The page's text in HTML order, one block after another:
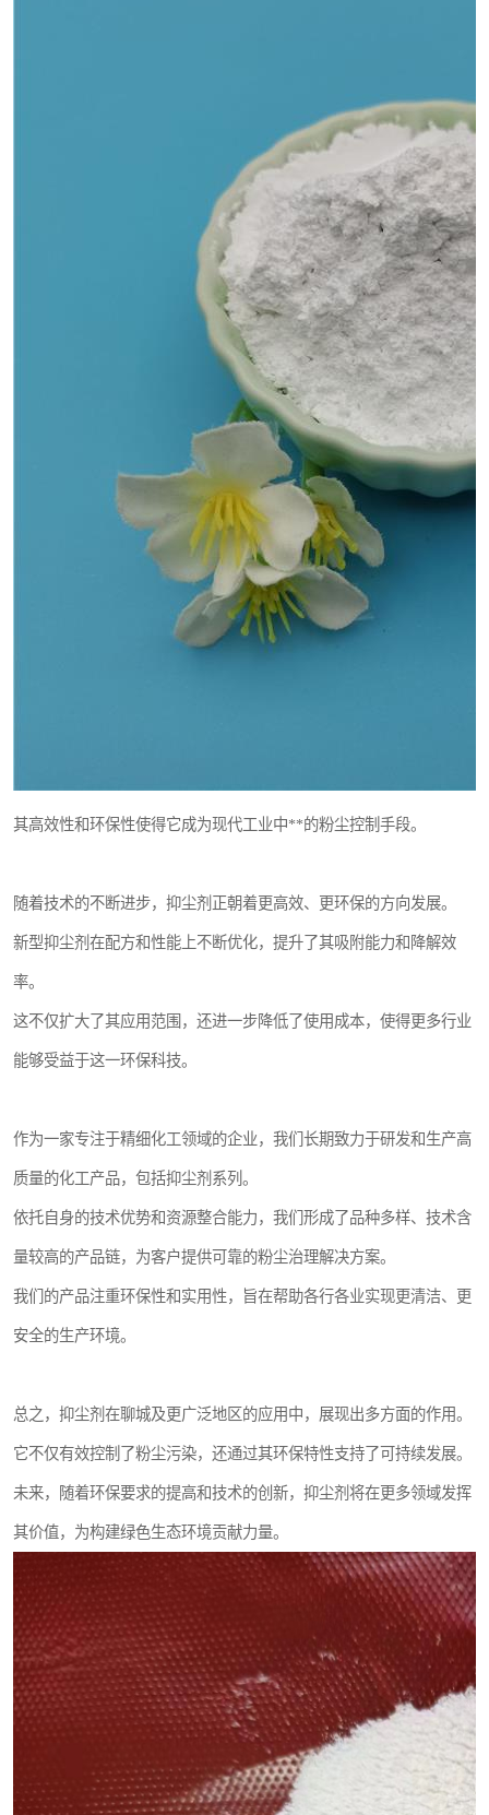
其高效性和环保性使得它成为现代工业中**的粉尘控制手段。
随着技术的不断进步，抑尘剂正朝着更高效、更环保的方向发展。
新型抑尘剂在配方和性能上不断优化，提升了其吸附能力和降解效
率。
这不仅扩大了其应用范围，还进一步降低了使用成本，使得更多行业
能够受益于这一环保科技。
作为一家专注于精细化工领域的企业，我们长期致力于研发和生产高
质量的化工产品，包括抑尘剂系列。
依托自身的技术优势和资源整合能力，我们形成了品种多样、技术含
量较高的产品链，为客户提供可靠的粉尘治理解决方案。
我们的产品注重环保性和实用性，旨在帮助各行各业实现更清洁、更
安全的生产环境。
总之，抑尘剂在聊城及更广泛地区的应用中，展现出多方面的作用。
它不仅有效控制了粉尘污染，还通过其环保特性支持了可持续发展。
未来，随着环保要求的提高和技术的创新，抑尘剂将在更多领域发挥
其价值，为构建绿色生态环境贡献力量。